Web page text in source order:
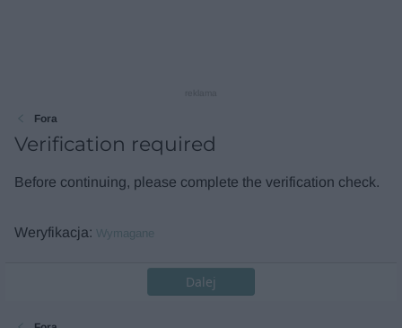
Fora
Verification required
Before continuing, please complete the verification check.
Weryfikacja Wymagane
Dalej